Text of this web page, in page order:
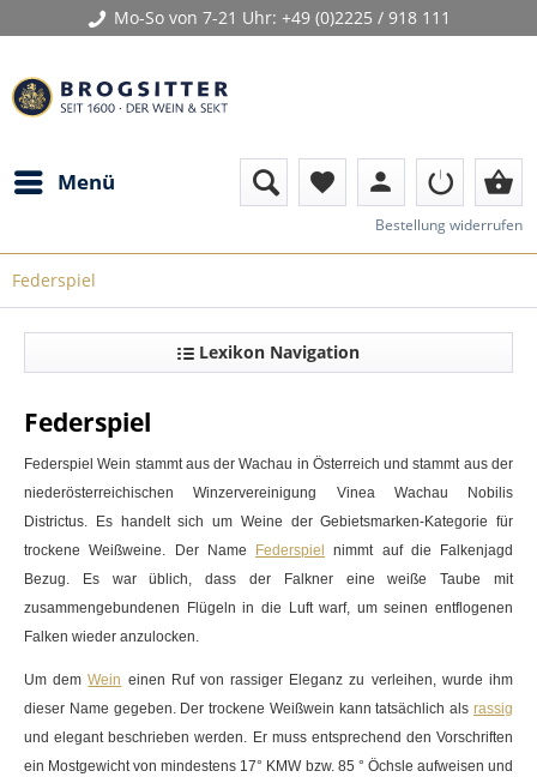
Mo-So von 7-21 Uhr: +49 (0)2225 / 918 111
Menü favorite person shopping_basket
Bestellung widerrufen
Federspiel
Lexikon Navigation
Federspiel
Federspiel Wein stammt aus der Wachau in Österreich und stammt aus der
niederösterreichischen Winzervereinigung Vinea Wachau Nobilis
Districtus. Es handelt sich um Weine der Gebietsmarken-Kategorie für
trockene Weißweine. Der Name
Federspiel
nimmt auf die Falkenjagd
Bezug. Es war üblich, dass der Falkner eine weiße Taube mit
zusammengebundenen Flügeln in die Luft warf, um seinen entflogenen
Falken wieder anzulocken.
Um demWein einen Ruf von rassiger Eleganz zu verleihen, wurde ihm
dieser Name gegeben. Der trockene Weißwein kann tatsächlich alsrassig
und elegant beschrieben werden. Er muss entsprechend den Vorschriften
ein Mostgewichtvon mindestens 17° KMW bzw. 85 ° Öchsle aufweisen und